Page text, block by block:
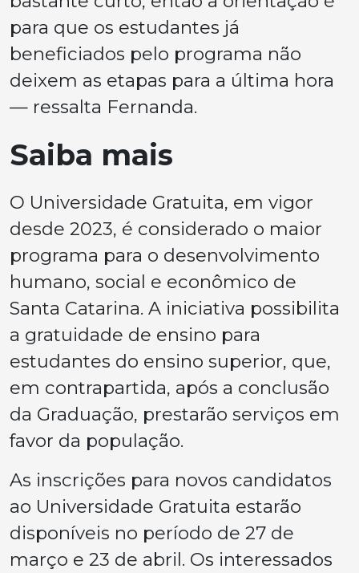
para que os estudantes já
beneficiados pelo programa não
deixem as etapas para a última hora
— ressalta Fernanda.
Saiba mais
O Universidade Gratuita, em vigor
desde 2023, é considerado o maior
programa para o desenvolvimento
humano, social e econômico de
Santa Catarina. A iniciativa possibilita
a gratuidade de ensino para
estudantes do ensino superior, que,
em contrapartida, após a conclusão
da Graduação, prestarão serviços em
favor da população.
As inscrições para novos candidatos
ao Universidade Gratuita estarão
disponíveis no período de 27 de
março e 23 de abril. Os interessados